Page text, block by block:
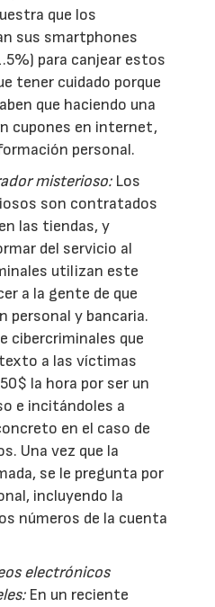
que los
sus smartphones
para canjear estos
tener cuidado porque
que haciendo una
cupones en internet,
personal.
misterioso:Los
son contratados
las tiendas, y
del servicio al
utilizan este
a la gente de que
personal y bancaria.
cibercriminales que
a las víctimas
la hora por ser un
e incitándoles a
en el caso de
Una vez que la
se le pregunta por
incluyendo la
números de la cuenta
electrónicos
En un reciente